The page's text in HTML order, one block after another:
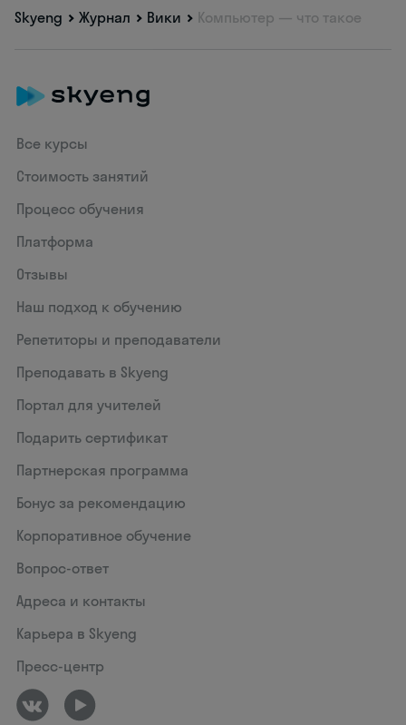
Skyeng Журнал Вики Компьютер — что такое
Все курсы
Стоимость занятий
Процесс обучения
Платформа
Отзывы
Наш подход к обучению
Репетиторы и преподаватели
Преподавать в Skyeng
Портал для учителей
Подарить сертификат
Партнерская программа
Бонус за рекомендацию
Корпоративное обучение
Вопрос-ответ
Адреса и контакты
Карьера в Skyeng
Пресс-центр